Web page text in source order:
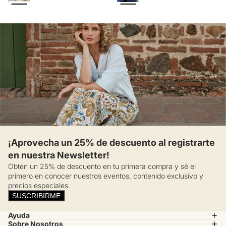
¡Aprovecha un 25% de descuento al registrarte
en nuestra Newsletter!
Obtén un 25% de descuento en tu primera compra y sé el
primero en conocer nuestros eventos, contenido exclusivo y
precios especiales.
SUSCRIBIRME
Ayuda
Sobre Nosotros